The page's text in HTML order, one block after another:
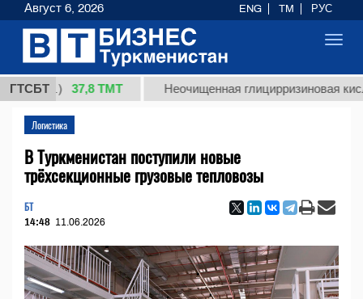
ГТСБТ
37,8 ТМТ Неочищенная глицирризиновая кислота
Логистика
В Туркменистан поступили новые
трёхсекционные грузовые тепловозы
БТ
14:48 11.06.2026
Август 6, 2026 ENG TM РУС